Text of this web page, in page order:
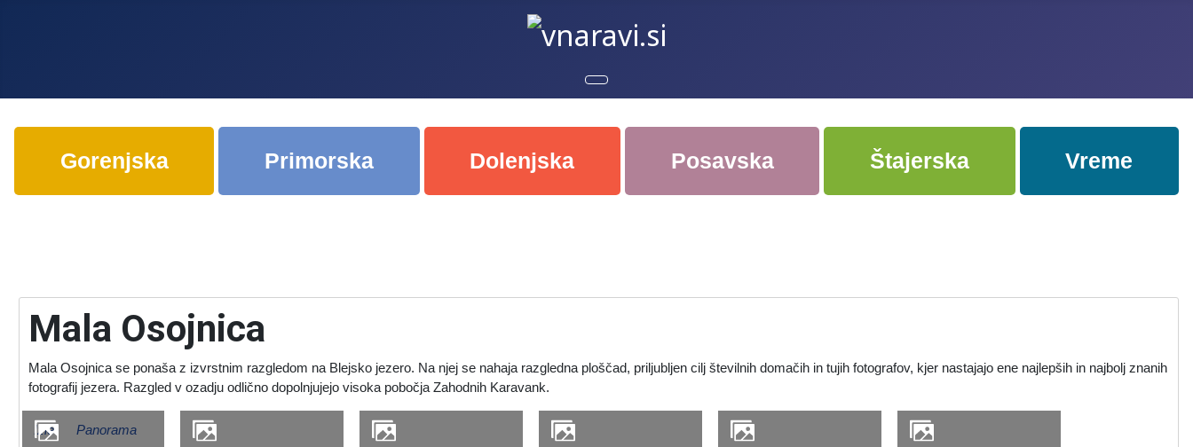
Gorenjska Primorska Dolenjska Posavska Štajerska Vreme
Mala Osojnica
Mala Osojnica se ponaša z izvrstnim razgledom na Blejsko jezero. Na njej se nahaja razgledna ploščad, priljubljen cilj številnih domačih in tujih fotografov, kjer nastajajo ene najlepših in najbolj znanih
fotografij jezera. Razgled v ozadju odlično dopolnjujejo visoka pobočja Zahodnih Karavank.
Izlet Panorama